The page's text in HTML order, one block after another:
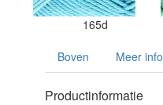
165d
Boven Meer info
Productinformatie